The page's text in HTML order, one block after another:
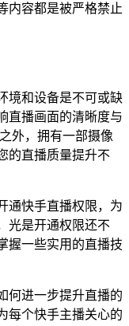
内容都是被严格禁止
境和设备是不可或缺
直播画面的清晰度与
外，拥有一部摄像
的直播质量提升不
通快手直播权限，为
光是开通权限还不
握一些实用的直播技
何进一步提升直播的
每个快手主播关心的